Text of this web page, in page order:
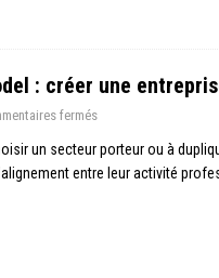
: créer une
fermés
un secteur porteur ou à
entre leur activité